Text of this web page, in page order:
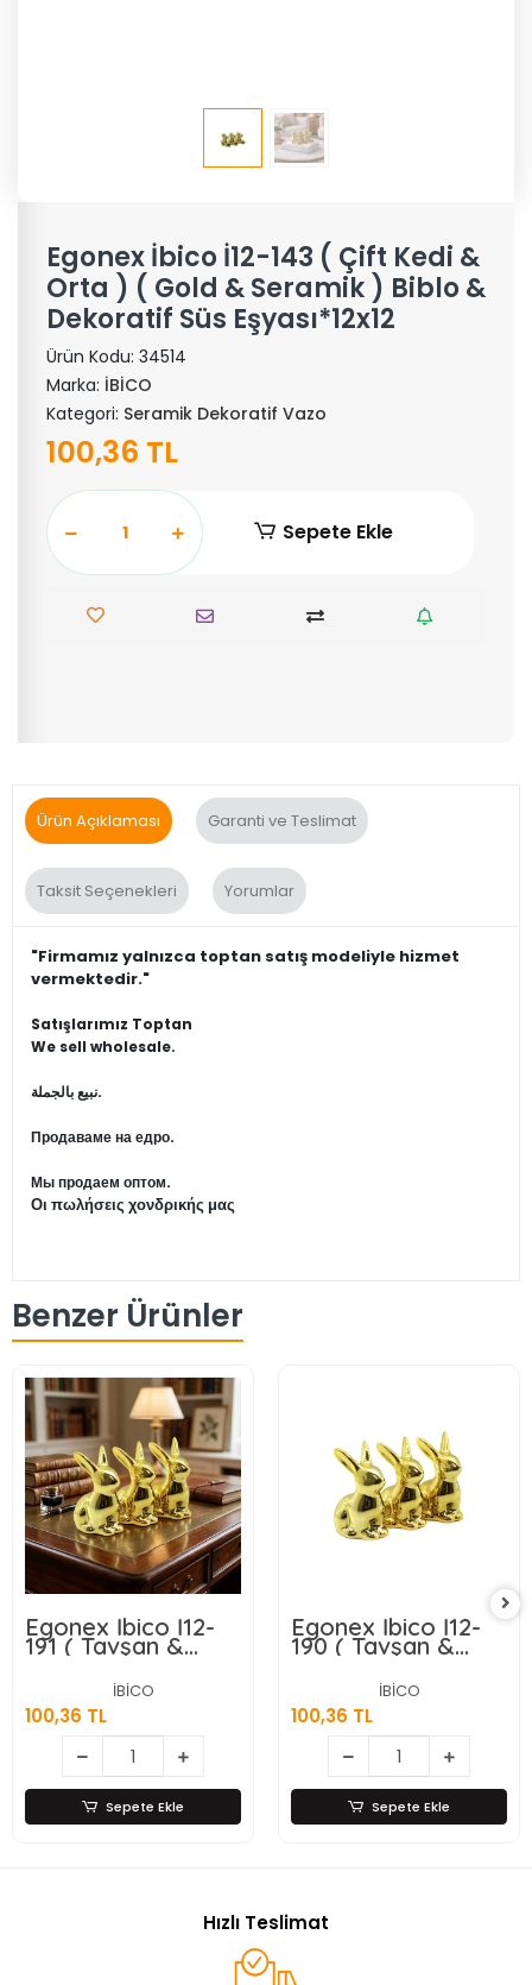
Egonex İbico İ12-143 ( Çift Kedi &
Orta ) ( Gold & Seramik ) Biblo &
Dekoratif Süs Eşyası*12x12
Ürün Kodu: 34514
Marka: İBİCO
Kategori: Seramik Dekoratif Vazo
100,36 TL
Sepete Ekle
Ürün Açıklaması Garanti ve Teslimat
Taksit Seçenekleri Yorumlar
"Firmamız yalnızca toptan satış modeliyle hizmet
vermektedir."
Satışlarımız Toptan
We sell wholesale.
نبيع بالجملة.
Продаваме на едро.
Мы продаем оптом.
Οι πωλήσεις χονδρικής μας
Benzer Ürünler
Egonex İbico İ12-
191 ( Tavşan &
Orta ) ( Gold &
Seramik ) Biblo &
Dekoratif Süs
Eşyası*12x12
İBİCO
100,36 TL
Sepete Ekle
Egonex İbico İ12-
190 ( Tavşan &
Orta ) ( Gold &
Seramik ) Biblo &
Dekoratif Süs
Eşyası*12x16
İBİCO
100,36 TL
Sepete Ekle
Hızlı Teslimat